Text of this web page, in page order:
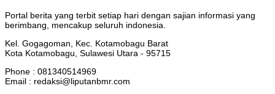
Portal berita yang terbit setiap hari dengan sajian informasi yang
berimbang, mencakup seluruh indonesia.
Kel. Gogagoman, Kec. Kotamobagu Barat
Kota Kotamobagu, Sulawesi Utara - 95715
Phone : 081340514969
Email : redaksi@liputanbmr.com